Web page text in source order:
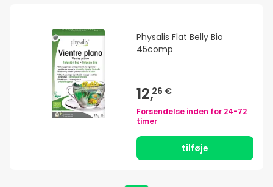
Physalis Flat Belly Bio
45comp
12,26 €
Forsendelse inden for 24-72
timer
tilføje